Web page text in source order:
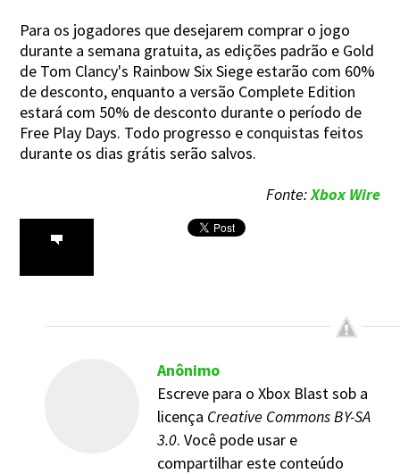
Para os jogadores que desejarem comprar o jogo
durante a semana gratuita, as edições padrão e Gold
de Tom Clancy's Rainbow Six Siege estarão com 60%
de desconto, enquanto a versão Complete Edition
estará com 50% de desconto durante o período de
Free Play Days. Todo progresso e conquistas feitos
durante os dias grátis serão salvos.
Fonte:Xbox Wire
Anônimo
Escreve para o Xbox Blast sob a
licença Creative Commons BY-SA
3.0. Você pode usar e
compartilhar este conteúdo